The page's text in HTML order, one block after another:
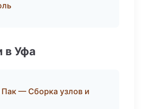
в Уфа
Пак — Сборка узлов и